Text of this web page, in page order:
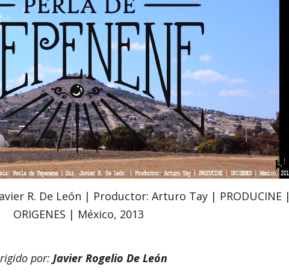
R. De León | Productor: Arturo Tay | PRODUCINE |
ORIGENES | México, 2013
por: Javier Rogelio De León